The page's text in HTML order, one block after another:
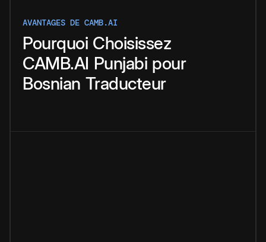
AVANTAGES DE CAMB.AI
Pourquoi Choisissez
CAMB.AI Punjabi pour
Bosnian Traducteur